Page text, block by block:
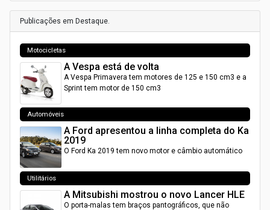
Publicações em Destaque.
Motocicletas
A Vespa está de volta
A Vespa Primavera tem motores de 125 e 150 cm3 e a
Sprint tem motor de 150 cm3
Automóveis
A Ford apresentou a linha completa do Ka
2019
O Ford Ka 2019 tem novo motor e câmbio automático
Utilitários
A Mitsubishi mostrou o novo Lancer HLE
O porta-malas tem braços pantográficos, que não